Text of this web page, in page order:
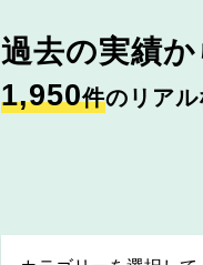
過去の実績か
1,950件のリアル